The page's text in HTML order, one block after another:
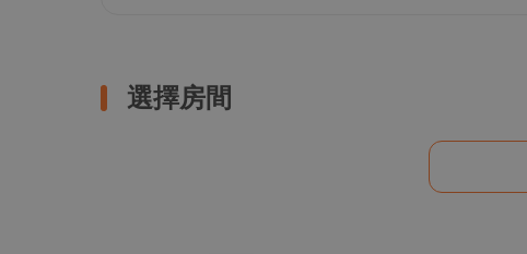
選擇房間